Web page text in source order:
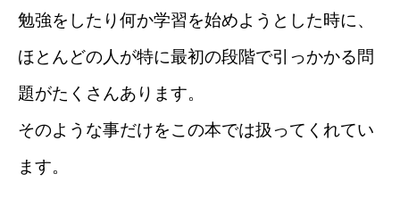
勉強をしたり何か学習を始めようとした時に、
ほとんどの人が特に最初の段階で引っかかる問
題がたくさんあります。
そのような事だけをこの本では扱ってくれてい
ます。